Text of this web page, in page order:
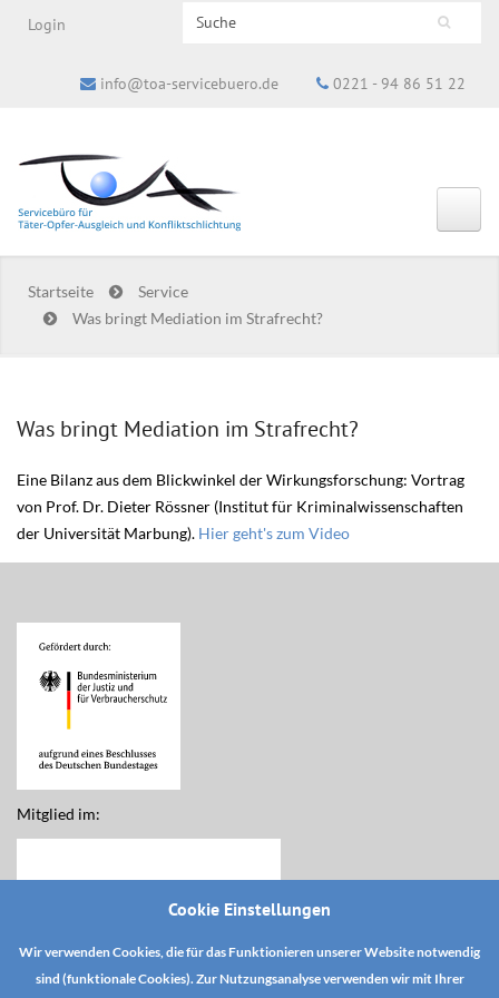
Cookie Einstellungen
Wir verwenden Cookies, die für das Funktionieren unserer Website notwendig
sind (funktionale Cookies). Zur Nutzungsanalyse verwenden wir mit Ihrer
Login Suchformular
Search this site
info@toa-servicebuero.de 0221 - 94 86 51 22
Startseite
Service
Was bringt Mediation im Strafrecht?
Was bringt Mediation im Strafrecht?
Eine Bilanz aus dem Blickwinkel der Wirkungsforschung: Vortrag
von Prof. Dr. Dieter Rössner (Institut für Kriminalwissenschaften
der Universität Marbung). Hier geht's zum Video
Mitglied im: